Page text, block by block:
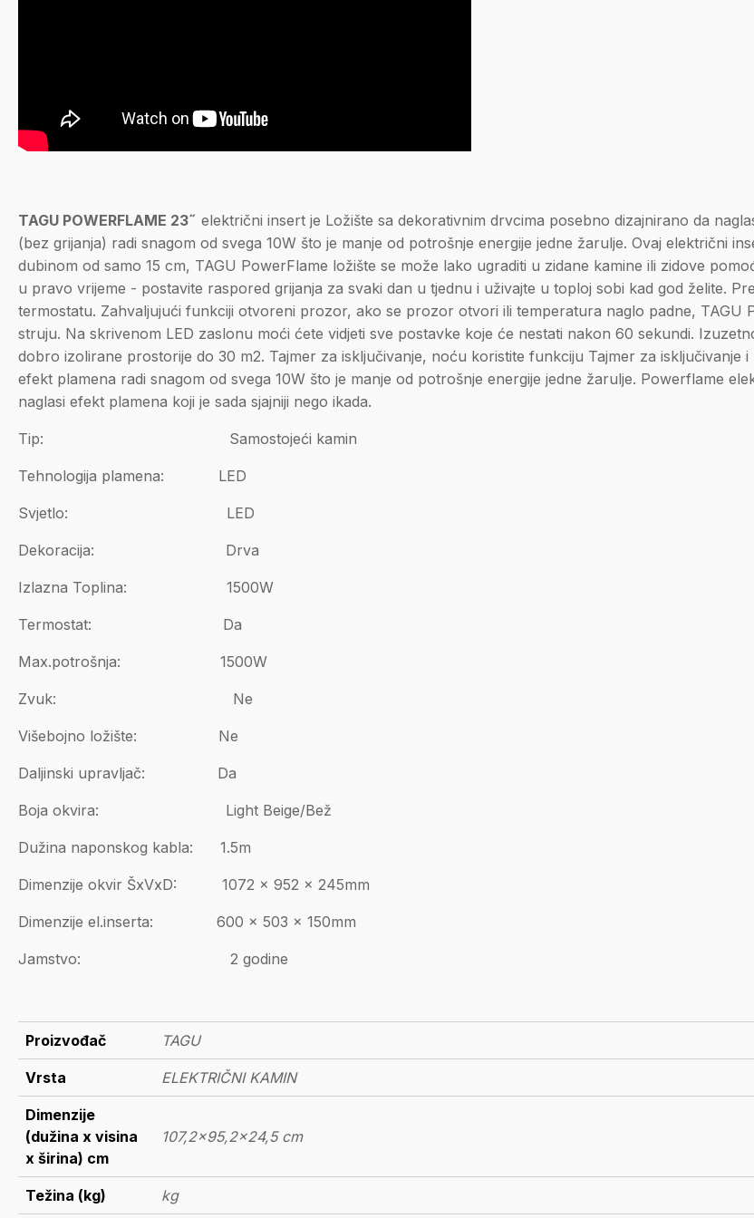
TAGU POWERFLAME 23˝ električni insert je Ložište sa dekorativnim drvcima posebno dizajnirano da
(bez grijanja) radi snagom od svega 10W što je manje od potrošnje energije jedne žarulje. Ovaj električni
dubinom od samo 15 cm, TAGU PowerFlame ložište se može lako ugraditi u zidane kamine ili zidove
u pravo vrijeme - postavite raspored grijanja za svaki dan u tjednu i uživajte u toploj sobi kad god želite.
termostatu. Zahvaljujući funkciji otvoreni prozor, ako se prozor otvori ili temperatura naglo padne, TAGU
struju. Na skrivenom LED zaslonu moći ćete vidjeti sve postavke koje će nestati nakon 60 sekundi.
dobro izolirane prostorije do 30 m2. Tajmer za isključivanje, noću koristite funkciju Tajmer za isključivanje
efekt plamena radi snagom od svega 10W što je manje od potrošnje energije jedne žarulje. Powerflame
naglasi efekt plamena koji je sada sjajniji nego ikada.
Tip: Samostojeći kamin
Tehnologija plamena: LED
Svjetlo: LED
Dekoracija: Drva
Izlazna Toplina: 1500W
Termostat: Da
Max.potrošnja: 1500W
Zvuk: Ne
Višebojno ložište: Ne
Daljinski upravljač: Da
Boja okvira: Light Beige/Bež
Dužina naponskog kabla: 1.5m
Dimenzije okvir ŠxVxD: 1072 × 952 × 245mm
Dimenzije el.inserta: 600 x 503 x 150mm
Jamstvo: 2 godine
Proizvođač TAGU
Vrsta ELEKTRIČNI KAMIN
Dimenzije
(dužina x visina
x širina) cm
107,2x95,2x24,5 cm
Težina (kg) kg